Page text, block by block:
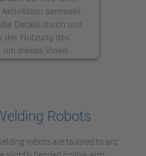
sammeln.
Details durch und
der Nutzung des
um dieses Video
Consent
Robots
robots are tailored to arc